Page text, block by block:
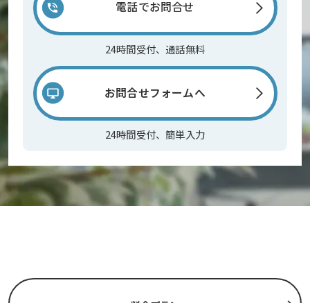
電話でお問合せ
24時間受付、通話無料
お問合せフォームへ
24時間受付、簡単入力